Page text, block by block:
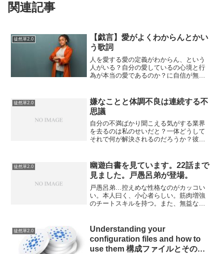
関連記事
徒然草2.0
【戯言】愛がよくわからんとかい
う歌詞
人を愛する愛の定義がわからん、という
人がいる？自分の愛しているの心境と行
為が本当の愛であるのか？に自信が無く
歌詞がJ-POPには多いとふと思ったのだ
が、逆にまあまったくな...
徒然草2.0
嫌なことと体調不良は連続する不
思議
自分の不満ばかり聞こえる気がする業界
を去るのは私のせいだと？一体どうして
それで何が解決されるのだろうか？彼ら
…やっていることといっていることの矛
盾それは誰にでもあり私に...
徒然草2.0
幽遊白書を見ています。22話まで
見ました。戸愚呂弟が登場。
戸愚呂弟…控えめな性格なのがカッコい
い。本人曰く、小心者らしい。筋肉増強
のチートスキルを持つ。また、無益な殺
性格の良い点もふくめて格上感があるキ
ャラだな。幽遊白書と言え...
徒然草2.0
Understanding your
configuration files and how to
use them 構成ファイルとその使